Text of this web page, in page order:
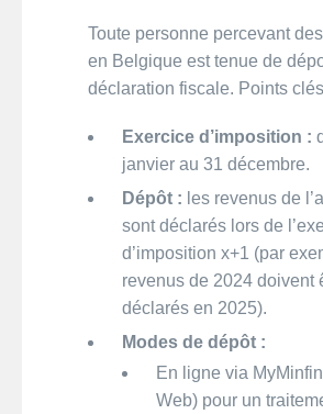
Toute personne percevant
en Belgique est tenue de
déclaration fiscale. Points
Exercice d’imposition :
janvier au 31 décembre.
Dépôt : les revenus de
sont déclarés lors de
d’imposition x+1 (par
revenus de 2024 doivent
déclarés en 2025).
Modes de dépôt :
En ligne via
Web) pour un